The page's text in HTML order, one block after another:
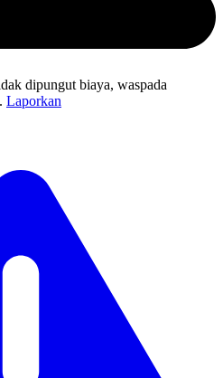
dipungut biaya, waspada
Laporkan